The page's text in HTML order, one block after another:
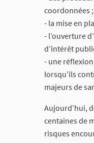
coordonnées ;
- la mise en
- l’ouverture
d’intérêt
- une réflexion
lorsqu’ils
majeurs de
Aujourd’hui,
centaines de
risques